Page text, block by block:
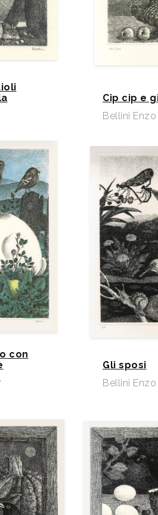
Cip cip e
Bellini
con
Gli sposi
Bellini